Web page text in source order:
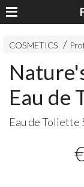
COSMETICS
Eau de
Eau de Toliette